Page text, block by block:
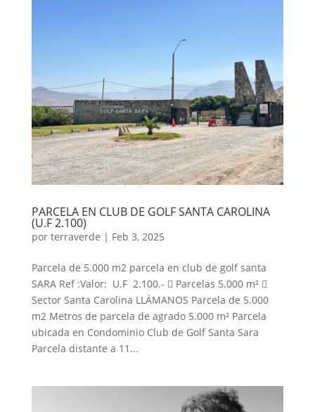
PARCELA EN CLUB DE GOLF SANTA CAROLINA
(U.F 2.100)
por terraverde | Feb 3, 2025
Parcela de 5.000 m2 parcela en club de golf santa
SARA Ref :Valor: U.F 2.100.-  Parcelas 5.000 m² 
Sector Santa Carolina LLÁMANOS Parcela de 5.000
m2 Metros de parcela de agrado 5.000 m² Parcela
ubicada en Condominio Club de Golf Santa Sara
Parcela distante a 11...